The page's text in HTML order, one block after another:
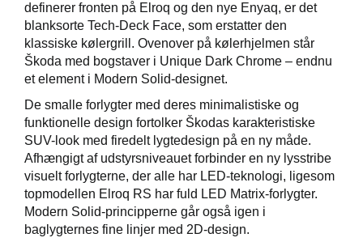
definerer fronten på Elroq og den nye Enyaq, er det
blanksorte Tech-Deck Face, som erstatter den
klassiske kølergrill. Ovenover på kølerhjelmen står
Škoda med bogstaver i Unique Dark Chrome – endnu
et element i Modern Solid-designet.
De smalle forlygter med deres minimalistiske og
funktionelle design fortolker Škodas karakteristiske
SUV-look med firedelt lygtedesign på en ny måde.
Afhængigt af udstyrsniveauet forbinder en ny lysstribe
visuelt forlygterne, der alle har LED-teknologi, ligesom
topmodellen Elroq RS har fuld LED Matrix-forlygter.
Modern Solid-principperne går også igen i
baglygternes fine linjer med 2D-design.